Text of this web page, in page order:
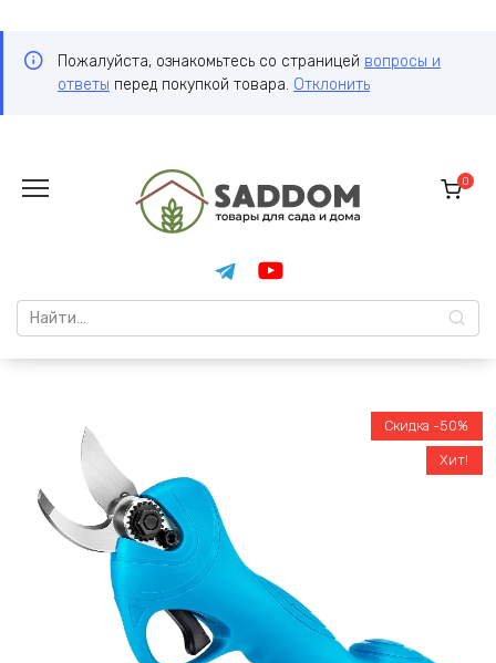
Пожалуйста, ознакомьтесь со страницей вопросы и
ответы перед покупкой товара. Отклонить
содержанию
Search
for:
0
Скидка -50%
Хит!